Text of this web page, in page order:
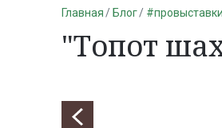
Главная Блог #провыставки
"Топот